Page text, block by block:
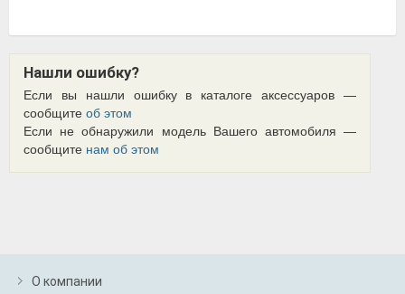
Нашли ошибку?
Если вы нашли ошибку в каталоге аксессуаров —
сообщите об этом
Если не обнаружили модель Вашего автомобиля —
сообщите нам об этом
О компании